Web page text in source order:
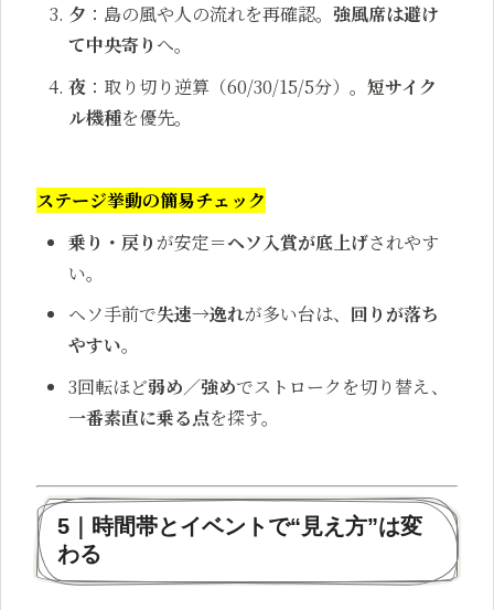
夕 ：島の風や人の流れを再確認。強風席は避け
て中央寄り へ。
夜 ：取り切り逆算（60/30/15/5分）。短サイク
ル機種を優先。
ステージ挙動の簡易チェック
乗り・戻り が安定＝ヘソ入賞が底上げされやす
い。
ヘソ手前で失速→逸れが多い台は、 回りが落ち
やすい。
3回転ほど弱め／強めでストロークを切り替え、
一番素直に乗る点を探す。
5｜時間帯とイベントで“見え方”は変
わる